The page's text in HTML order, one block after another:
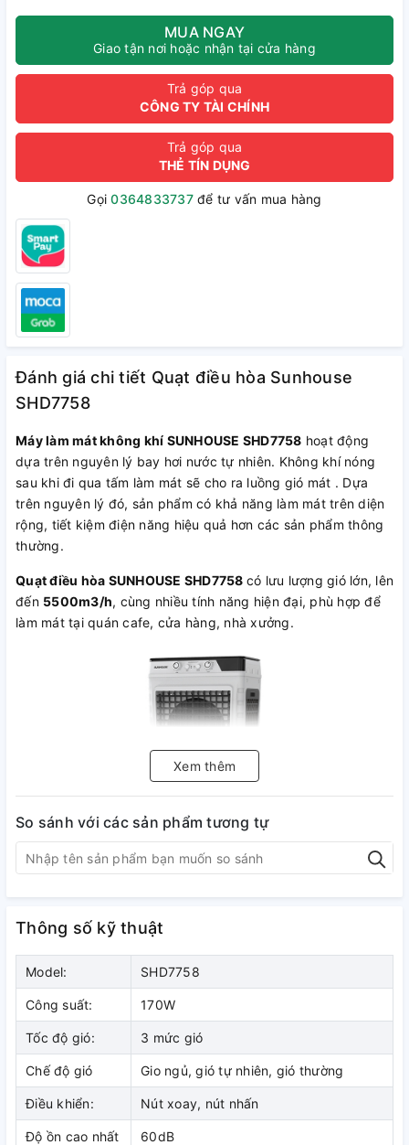
MUA NGAY
Giao tận nơi hoặc nhận tại cửa hàng
Trả góp qua
CÔNG TY TÀI CHÍNH
Trả góp qua
THẺ TÍN DỤNG
Gọi0364833737để tư vấn mua hàng
Đánh giá chi tiết Quạt điều hòa Sunhouse
SHD7758
Máy làm mát không khí SUNHOUSE SHD7758 hoạt động
dựa trên nguyên lý bay hơi nước tự nhiên. Không khí nóng
sau khi đi qua tấm làm mát sẽ cho ra luồng gió mát . Dựa
trên nguyên lý đó, sản phẩm có khả năng làm mát trên diện
rộng, tiết kiệm điện năng hiệu quả hơn các sản phẩm thông
thường.
Quạt điều hòa SUNHOUSE SHD7758 có lưu lượng gió lớn, lên
đến 5500m3/h, cùng nhiều tính năng hiện đại, phù hợp để
làm mát tại quán cafe, cửa hàng, nhà xưởng.
Xem thêm
So sánh với các sản phẩm tương tự
Thông số kỹ thuật
Model: SHD7758
Công suất: 170W
Tốc độ gió: 3 mức gió
Chế độ gió Gio ngủ, gió tự nhiên, gió thường
Điều khiển: Nút xoay, nút nhấn
Độ ồn cao nhất 60dB